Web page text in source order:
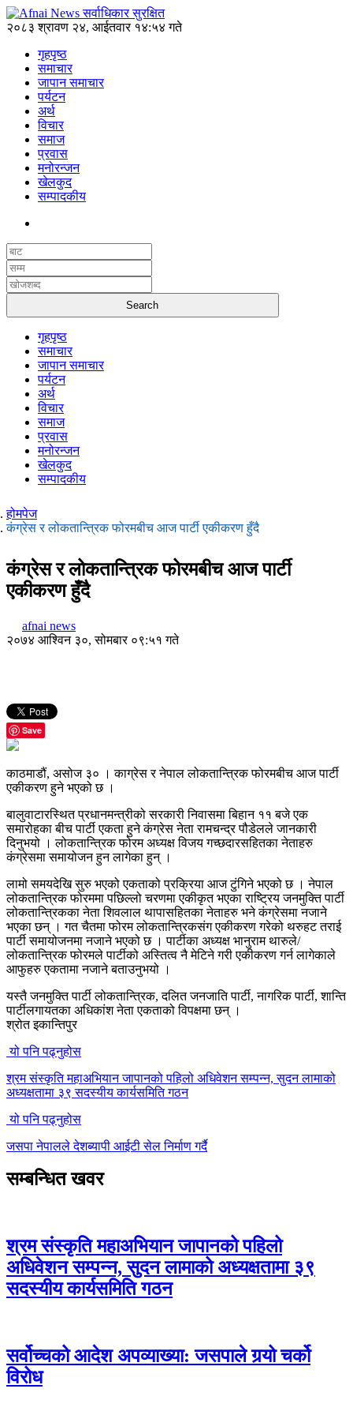
२०८३ श्रावण २४, आईतवार १४:५४ गते
गृहपृष्ठ
समाचार
जापान समाचार
पर्यटन
अर्थ
विचार
समाज
प्रवास
मनोरन्जन
खेलकुद
सम्पादकीय
गृहपृष्ठ
समाचार
जापान समाचार
पर्यटन
अर्थ
विचार
समाज
प्रवास
मनोरन्जन
खेलकुद
सम्पादकीय
होमपेज
कंग्रेस र लोकतान्त्रिक फोरमबीच आज पार्टी एकीकरण हुँदै
कंग्रेस र लोकतान्त्रिक फोरमबीच आज पार्टी
एकीकरण हुँदै
afnai news
२०७४ आश्विन ३०, सोमबार ०९:५१ गते
Save
काठमाडौं, असोज ३० । काग्रेस र नेपाल लोकतान्त्रिक फोरमबीच आज पार्टी
एकीकरण हुने भएको छ ।
बालुवाटारस्थित प्रधानमन्त्रीको सरकारी निवासमा बिहान ११ बजे एक
समारोहका बीच पार्टी एकता हुने कंग्रेस नेता रामचन्द्र पौडेलले जानकारी
दिनुभयो । लोकतान्त्रिक फोरम अध्यक्ष विजय गच्छदारसहितका नेताहरु
कंग्रेसमा समायोजन हुन लागेका हुन् ।
लामो समयदेखि सुरु भएको एकताको प्रक्रिया आज टुंगिने भएको छ । नेपाल
लोकतान्त्रिक फोरममा पछिल्लो चरणमा एकीकृत भएका राष्ट्रिय जनमुक्ति पार्टी
लोकतान्त्रिकका नेता शिवलाल थापासहितका नेताहरु भने कंग्रेसमा नजाने
भएका छन् । गत चैतमा फोरम लोकतान्त्रिकसंग एकीकरण गरेको थरुहट तराई
पार्टी समायोजनमा नजाने भएको छ । पार्टीका अध्यक्ष भानुराम थारुले/
लोकतान्त्रिक फोरमले पार्टीको अस्तित्व नै मेटिने गरी एकीकरण गर्न लागेकाले
आफुहरु एकतामा नजाने बताउनुभयो ।
यस्तै जनमुक्ति पार्टी लोकतान्त्रिक, दलित जनजाति पार्टी, नागरिक पार्टी, शान्ति
पार्टीलगायतका अधिकांश नेता एकताको विपक्षमा छन् ।
श्रोत इकान्तिपुर
यो पनि पढ्नुहोस
श्रम संस्कृति महाअभियान जापानको पहिलो अधिवेशन सम्पन्न, सुदन लामाको
अध्यक्षतामा ३९ सदस्यीय कार्यसमिति गठन
यो पनि पढ्नुहोस
जसपा नेपालले देशब्यापी आईटी सेल निर्माण गर्दै
सम्बन्धित खवर
श्रम संस्कृति महाअभियान जापानको पहिलो
अधिवेशन सम्पन्न, सुदन लामाको अध्यक्षतामा ३९
सदस्यीय कार्यसमिति गठन
सर्वोच्चको आदेश अपव्याख्या: जसपाले गर्‍यो चर्को
विरोध